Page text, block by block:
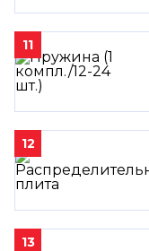
11
12
13